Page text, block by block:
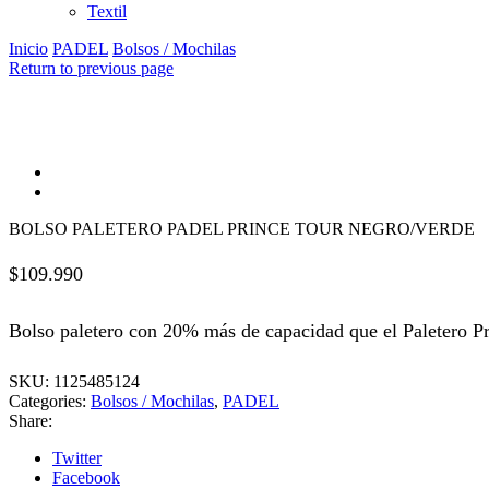
Textil
Inicio PADEL Bolsos / Mochilas
Return to previous page
BOLSO PALETERO PADEL PRINCE TOUR NEGRO/VERDE
$109.990
Bolso paletero con 20% más de capacidad que el Paletero
SKU: 1125485124
Categories: Bolsos / Mochilas, PADEL
Share:
Twitter
Facebook